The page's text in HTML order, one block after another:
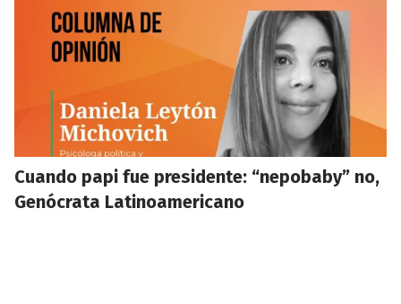
Cuando papi fue presidente: “nepobaby” no,
Genócrata Latinoamericano